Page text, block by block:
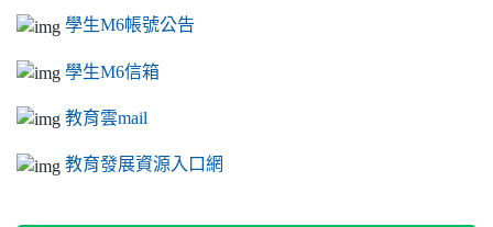
學生M6帳號公告
學生M6信箱
教育雲mail
教育發展資源入口網